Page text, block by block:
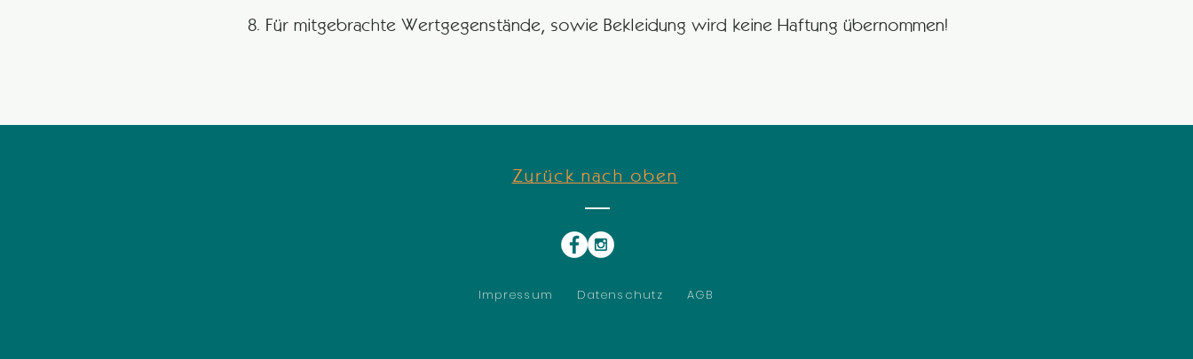
8. Für mitgebrachte Wertgegenstände, sowie Bekleidung wird keine Haftung übernommen!
Zurück nach oben
Impressum Datenschutz AGB